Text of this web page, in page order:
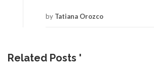
by Tatiana Orozco
Related Posts '